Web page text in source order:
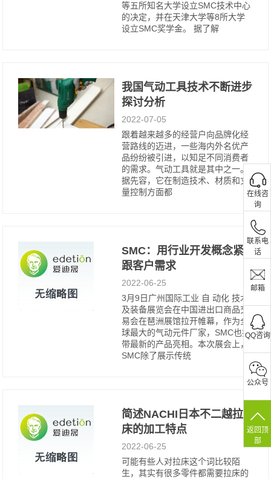
等五所知名大学设立SMC技术中心
的决定，并在天津大学等8所大学
设立SMC奖学金。 据了解
我国气动工具技术不断进步
探讨分析
2022-07-05
跟着越来越多的经营户向品牌化经
营路线的迈进，一些海内外名优产
品纷纷被引进，以知足不同消费者
的需求。气动工具就是其中之一。
据先容，它在制造技术、材质和丈
量控制方面都
SMC：用行业开发概念紧
跟客户需求
2022-06-25
3月9日广州国际工业 自 动化 技术
及装备展览会在中国进出口商品交
易会在琶洲展馆拉开帷幕，作为全
球最大的气动元件厂家，SMC也携
带最新的产品亮相。本次展会上，
SMC除了展示传统
简述NACHI日本不二越拉
床的加工特点
2022-06-25
可能有些人对拉床这个词比较陌
生，其实有很多零件都需要拉床的
在线咨
询
联系电
话
邮箱
QQ咨询
公众号
返回顶
部